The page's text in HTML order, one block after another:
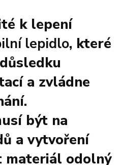
k lepení
lepidlo, které
a zvládne
být na
a vytvoření
materiál odolný